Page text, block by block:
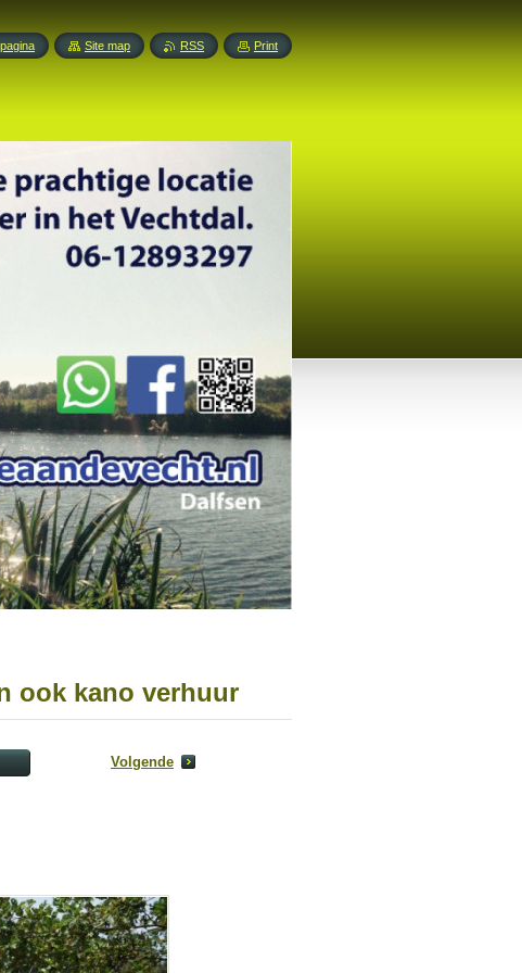
ook kano verhuur
Volgende
Site map RSS Print